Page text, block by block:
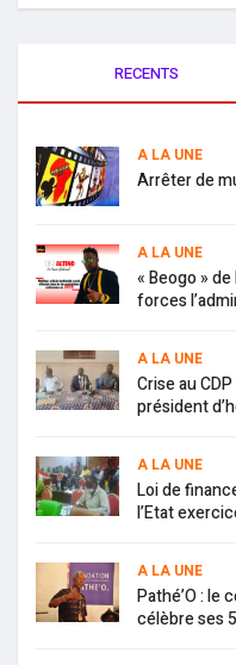
RECENTS
A LA UNE
Arrêter de
A LA UNE
« Beogo »
forces
A LA UNE
Crise au
président
A LA UNE
Loi de
l’Etat
A LA UNE
Pathé’O : le
célèbre ses